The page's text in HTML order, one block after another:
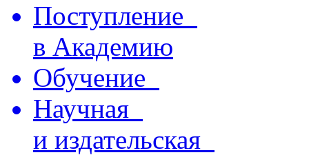
Поступление
в Академию
Обучение
Научная
и издательская